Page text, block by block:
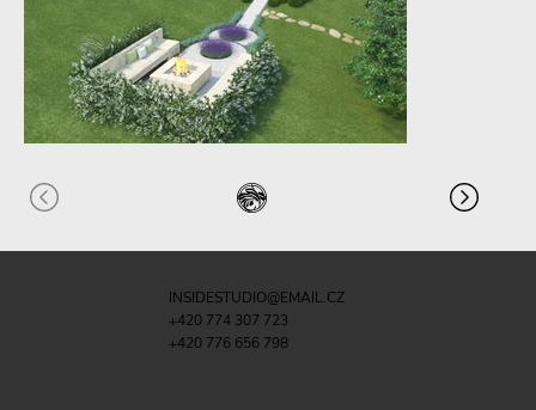
INSIDESTUDIO@EMAIL.CZ
+420 774 307 723
+420 776 656 798